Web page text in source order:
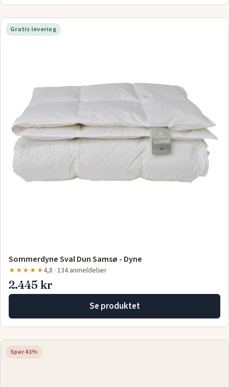
Gratis levering
Sommerdyne Sval Dun Samsø - Dyne
★★★★★4,8 · 134 anmeldelser
2.445 kr
Se produktet
Spar 41%